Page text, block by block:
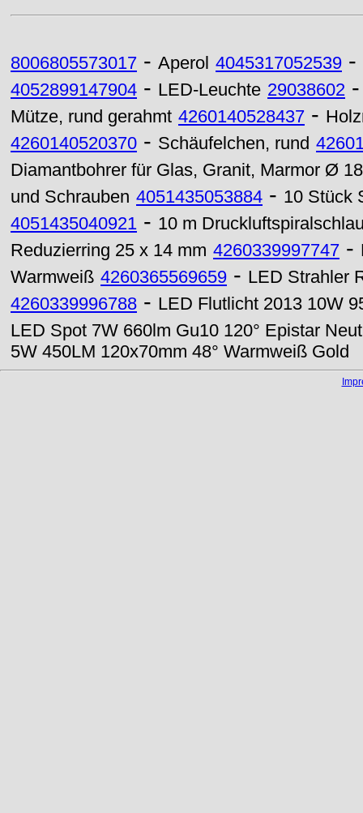
8006805573017 - Aperol 4045317052539 -
4052899147904 - LED-Leuchte 29038602
Mütze, rund gerahmt 4260140528437 -
4260140520370 - Schäufelchen, rund
Diamantbohrer für Glas, Granit, Marmor Ø
und Schrauben 4051435053884 - 10 Stück
4051435040921 - 10 m
Reduzierring 25 x 14 mm 4260339997747 -
Warmweiß 4260365569659 - LED Strahler
4260339996788 - LED Flutlicht 2013 10W
LED Spot 7W 660lm Gu10 120° Epistar
5W 450LM 120x70mm 48° Warmweiß Gold